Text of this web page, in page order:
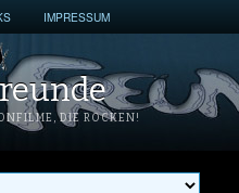
IMPRESSUM
DIE ROCKEN!